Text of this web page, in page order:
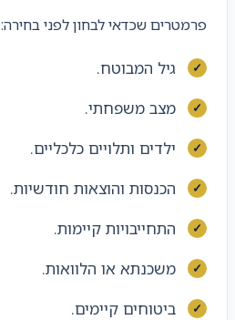
פרמטרים שכדאי לבחון לפני בחירה:
גיל המבוטח.
מצב משפחתי.
ילדים ותלויים כלכליים.
הכנסות והוצאות חודשיות.
התחייבויות קיימות.
משכנתא או הלוואות.
ביטוחים קיימים.